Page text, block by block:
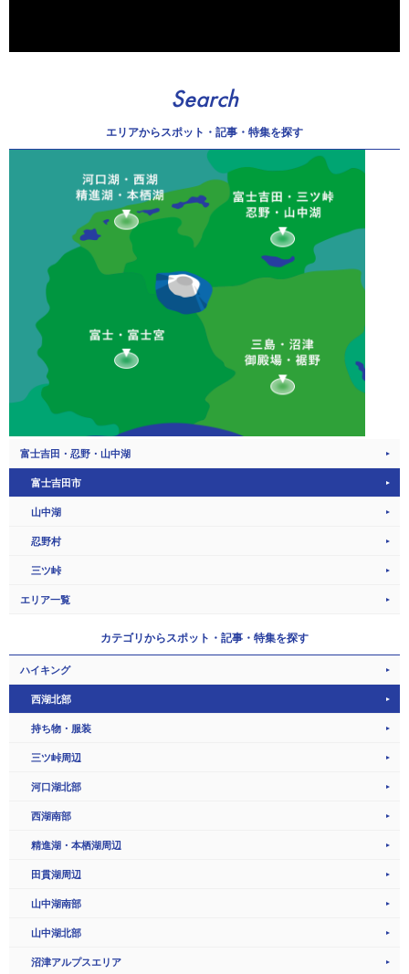
Search
エリアからスポット・記事・特集を探す
富士吉田・忍野・山中湖
富士吉田市
山中湖
忍野村
三ツ峠
エリア一覧
カテゴリからスポット・記事・特集を探す
ハイキング
西湖北部
持ち物・服装
三ツ峠周辺
河口湖北部
西湖南部
精進湖・本栖湖周辺
田貫湖周辺
山中湖南部
山中湖北部
沼津アルプスエリア